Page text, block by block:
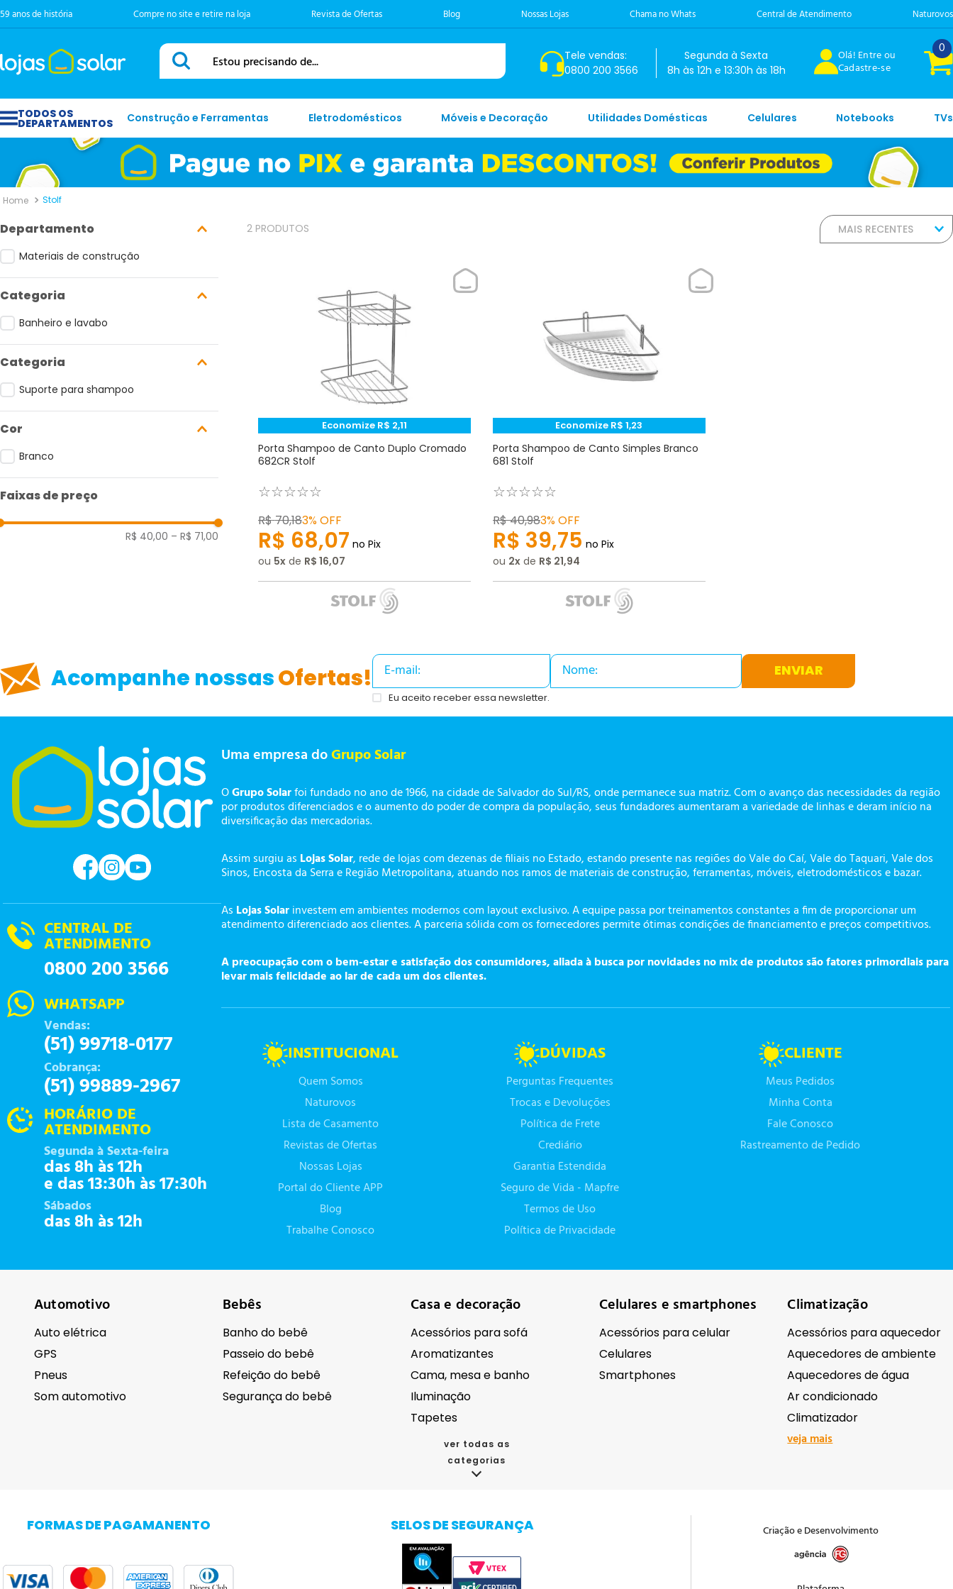
59 anos de história Compre no site e retire na loja Revista de Ofertas Blog Nossas Lojas Chama no Whats Central de Atendimento Naturovos
Estou precisando de...
Tele vendas:
0800 200 3566
Segunda à Sexta
8h às 12h e 13:30h às 18h
Olá! Entre ou
Cadastre-se
0
Construção e Ferramentas Eletrodomésticos Móveis e Decoração Utilidades Domésticas Celulares Notebooks TVs
Stolf
Departamento
Materiais de construção
Categoria
Banheiro e lavabo
Suporte para shampoo
Cor
Branco
Faixas de preço
R$ 40,00 – R$ 71,00
2 PRODUTOS MAIS RECENTES
Economize R$ 2,11
Porta Shampoo de Canto Duplo Cromado
682CR Stolf
☆☆☆☆☆
R$70,183%OFF
R$ 68,07 no Pix
ou 5 de R$ 16,07
Economize R$ 1,23
Porta Shampoo de Canto Simples Branco
681 Stolf
☆☆☆☆☆
R$40,983%OFF
R$ 39,75 no Pix
ou 2 de R$ 21,94
Acompanhe nossasOfertas! ENVIAR
Eu aceito receber essa newsletter.
CENTRAL DE
ATENDIMENTO
0800 200 3566
WHATSAPP
Vendas:
(51) 99718-0177
Cobrança:
(51) 99889-2967
HORÁRIO DE
ATENDIMENTO
Segunda à Sexta-feira
das 8h às 12h
e das 13:30h às 17:30h
Sábados
das 8h às 12h
Uma empresa doGrupo Solar
OGrupo Solarfoi fundado no ano de 1966, na cidade de Salvador do Sul/RS, onde permanece sua matriz. Com o avanço das necessidades da região
por produtos diferenciados e o aumento do poder de compra da população, seus fundadores aumentaram a variedade de linhas e deram início na
diversificação das mercadorias.
Assim surgiu as Lojas Solar, rede de lojas com dezenas de filiais no Estado, estando presente nas regiões do Vale do Caí, Vale do Taquari, Vale dos
Sinos, Encosta da Serra e Região Metropolitana, atuando nos ramos de materiais de construção, ferramentas, móveis, eletrodomésticos e bazar.
As Lojas Solarinvestem em ambientes modernos com layout exclusivo. A equipe passa por treinamentos constantes a fim de proporcionar um
atendimento diferenciado aos clientes. A parceria sólida com os fornecedores permite ótimas condições de financiamento e preços competitivos.
A preocupação com o bem-estar e satisfação dos consumidores, aliada à busca por novidades no mix de produtos são fatores primordiais para
levar mais felicidade ao lar de cada um dos clientes.
INSTITUCIONAL
Quem Somos
Naturovos
Lista de Casamento
Revistas de Ofertas
Nossas Lojas
Portal do Cliente APP
Blog
Trabalhe Conosco
DÚVIDAS
Perguntas Frequentes
Trocas e Devoluções
Política de Frete
Crediário
Garantia Estendida
Seguro de Vida - Mapfre
Termos de Uso
Política de Privacidade
CLIENTE
Meus Pedidos
Minha Conta
Fale Conosco
Rastreamento de Pedido
Automotivo
Auto elétrica
GPS
Pneus
Som automotivo
Bebês
Banho do bebê
Passeio do bebê
Refeição do bebê
Segurança do bebê
Casa e decoração
Acessórios para sofá
Aromatizantes
Cama, mesa e banho
Iluminação
Tapetes
Celulares e smartphones
Acessórios para celular
Celulares
Smartphones
Climatização
Acessórios para aquecedor
Aquecedores de ambiente
Aquecedores de água
Ar condicionado
Climatizador
veja mais
Higiene
Cafeteiras
Andaimes e cavaletes
ver todas as
categorias
FORMAS DE PAGAMANENTO SELOS DE SEGURANÇA Criação e Desenvolvimento